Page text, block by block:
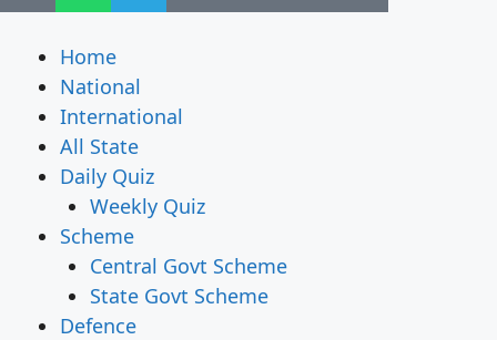
Home
National
International
All State
Daily Quiz
Weekly Quiz
Scheme
Central Govt Scheme
State Govt Scheme
Defence